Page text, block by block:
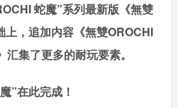
蛇魔”系列最新版《無雙
上，追加内容《無雙OROCHI
集了更多的耐玩要素。
”在此完成！